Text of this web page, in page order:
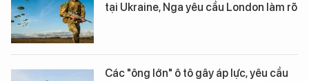
tại Ukraine, Nga yêu cầu London làm rõ
Các "ông lớn" ô tô gây áp lực, yêu cầu